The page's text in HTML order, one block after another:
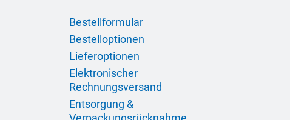
Bestellformular
Bestelloptionen
Lieferoptionen
Elektronischer
Rechnungsversand
Entsorgung &